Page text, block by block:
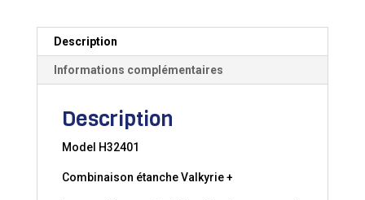
Description
Informations complémentaires
Description
Model H32401
Combinaison étanche Valkyrie +